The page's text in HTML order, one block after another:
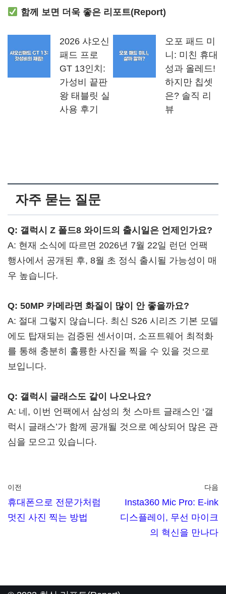
함께 보면 더욱 좋은 리포트(Report)
2026 샤오신
패드 프로
GT 13인치:
가성비 끝판
왕 태블릿 실
사용 후기
오포 패드 미
니: 미친 휴대
성과 올레드!
하지만 칩셋
은? 솔직 리
뷰
자주 묻는 질문
Q: 갤럭시 Z 폴드8 와이드의 출시일은 언제인가요?
A: 현재 소식에 따르면 2026년 7월 22일 런던 언팩
행사에서 공개된 후, 8월 초 정식 출시될 가능성이 매
우 높습니다.
Q: 50MP 카메라면 화질이 많이 안 좋을까요?
A: 절대 그렇지 않습니다. 최신 S26 시리즈 기본 모델
에도 탑재되는 검증된 센서이며, 소프트웨어 최적화
를 통해 충분히 훌륭한 사진을 찍을 수 있을 것으로
보입니다.
Q: 갤럭시 글래스도 같이 나오나요?
A: 네, 이번 언팩에서 삼성의 첫 스마트 글래스인 ‘갤
럭시 글래스’가 함께 공개될 것으로 예상되어 많은 관
심을 모으고 있습니다.
이전
휴대폰으로 전문가처럼
멋진 사진 찍는 방법
다음
Insta360 Mic Pro: E-ink
디스플레이, 무선 마이크
의 혁신을 만나다